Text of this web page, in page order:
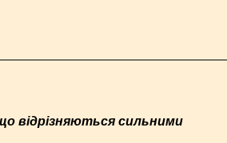
відрізняються сильними